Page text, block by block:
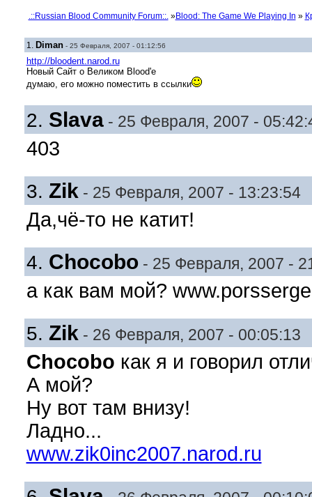
.::Russian Blood Community Forum::.»Blood: The Game We Playing In »
1. Diman- 25 Февраля, 2007 - 01:12:56
http://bloodent.narod.ru
Новый Сайт о Великом Blood'e
думаю, его можно поместить в ссылки
2. Slava- 25 Февраля, 2007 -
403
3. Zik - 25 Февраля, 2007 - 13:23:54
Да,чё-то не катит!
4. Chocobo- 25 Февраля, 2007 -
а как вам мой?
5. Zik - 26 Февраля, 2007 - 00:05:13
Chocobo как я и говорил
А мой?
Ну вот там внизу!
Ладно...
www.zik0inc2007.narod.ru